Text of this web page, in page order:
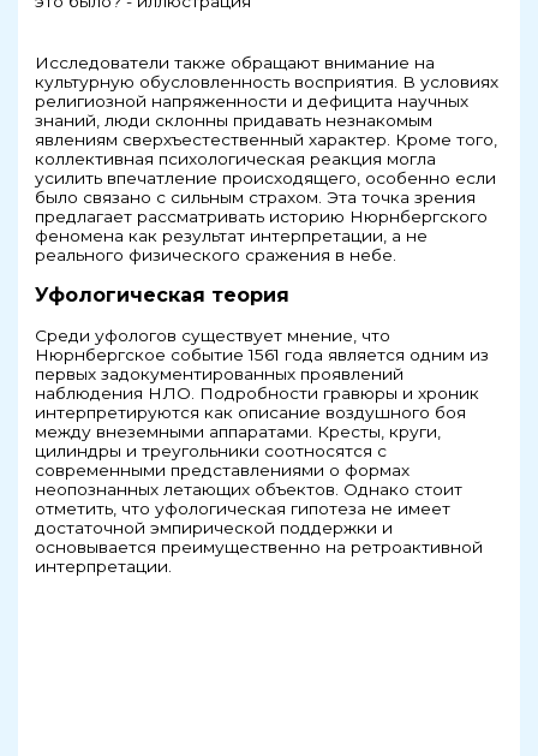
Исследователи также обращают внимание на
культурную обусловленность восприятия. В условиях
религиозной напряженности и дефицита научных
знаний, люди склонны придавать незнакомым
явлениям сверхъестественный характер. Кроме того,
коллективная психологическая реакция могла
усилить впечатление происходящего, особенно если
было связано с сильным страхом. Эта точка зрения
предлагает рассматривать историю Нюрнбергского
феномена как результат интерпретации, а не
реального физического сражения в небе.
Уфологическая теория
Среди уфологов существует мнение, что
Нюрнбергское событие 1561 года является одним из
первых задокументированных проявлений
наблюдения НЛО. Подробности гравюры и хроник
интерпретируются как описание воздушного боя
между внеземными аппаратами. Кресты, круги,
цилиндры и треугольники соотносятся с
современными представлениями о формах
неопознанных летающих объектов. Однако стоит
отметить, что уфологическая гипотеза не имеет
достаточной эмпирической поддержки и
основывается преимущественно на ретроактивной
интерпретации.